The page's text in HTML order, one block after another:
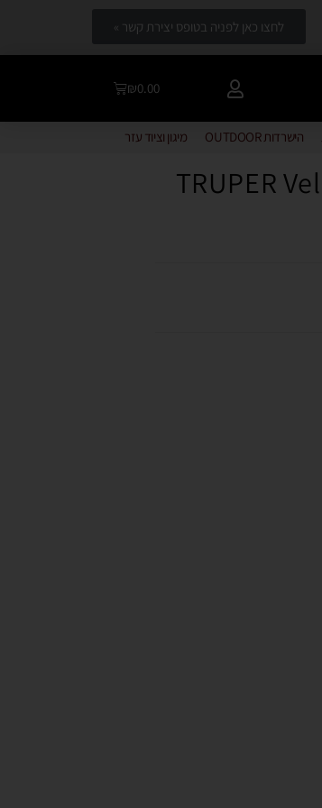
לחצו כאן לפניה בטופס יצירת קשר »
₪0.00
הישרדות OUTDOOR מיגון וציוד עזר